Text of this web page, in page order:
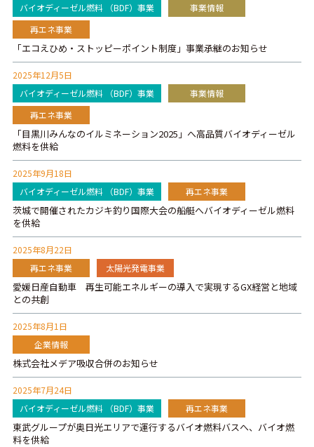
バイオディーゼル燃料 （BDF）事業
事業情報
再エネ事業
「エコえひめ・ストッピーポイント制度」事業承継のお知らせ
2025年12月5日
バイオディーゼル燃料 （BDF）事業
事業情報
再エネ事業
「目黒川みんなのイルミネーション2025」へ高品質バイオディーゼル
燃料を供給
2025年9月18日
バイオディーゼル燃料 （BDF）事業
再エネ事業
茨城で開催されたカジキ釣り国際大会の船艇へバイオディーゼル燃料
を供給
2025年8月22日
再エネ事業
太陽光発電事業
愛媛日産自動車 再生可能エネルギーの導入で実現するGX経営と地域
との共創
2025年8月1日
企業情報
株式会社メデア吸収合併のお知らせ
2025年7月24日
バイオディーゼル燃料 （BDF）事業
再エネ事業
東武グループが奥日光エリアで運行するバイオ燃料バスへ、バイオ燃
料を供給